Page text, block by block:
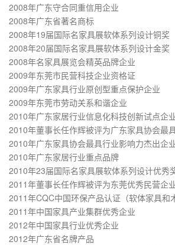
2008年广东守合同重信用企业
2008年广东省著名商标
2008年19届国际名家具展软体系列设计铜奖
2008年20届国际名家具展软体系列设计金奖
2008年名家具展览会精英品牌企业
2009年东莞市民营科技企业资格证
2009年广东家具行业原创型重点保护企业
2009年东莞市劳动关系和谐企业
2010年广东家居行业信息化科技创新试点企
2010年董事长任作辉被评为广东家具协会最
2010年广东家具协会最具行业影响力杰出企
2010年广东家居行业重点品牌
2010年23届国际名家具展软体系列设计优秀
2011年董事长任作辉被评为东莞优秀民营企
2011年CQC中国环保产品认证（软体家具和
2011年中国家具产业集群优秀企业
2012年中国家具行业优秀企业
2012年广东省名牌产品